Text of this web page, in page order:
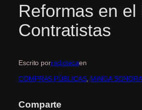
Reformas en el
Contratistas
Escrito porradiotecaen
COMPRAS PÚBLICAS, MINGA SONORA
Comparte